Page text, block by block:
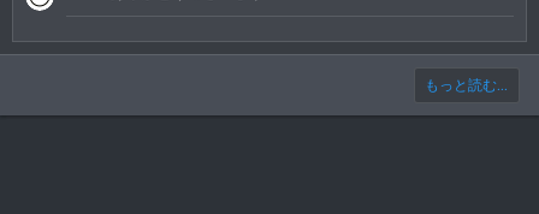
もっと読む...